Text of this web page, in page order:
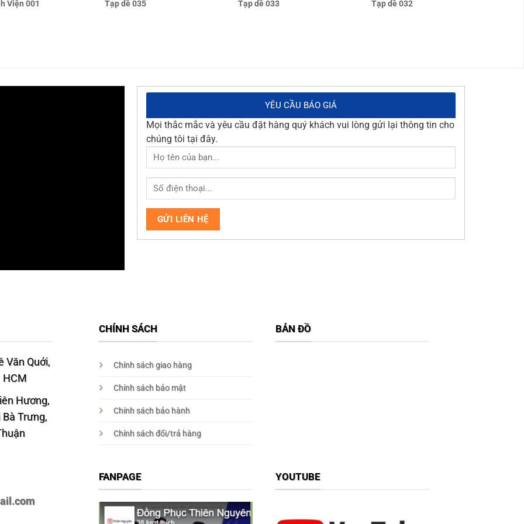
Viện 001 Tạp dề 035 Tạp dề 033 Tạp dề 032
YÊU CẦU BÁO GIÁ
Mọi thắc mắc và yêu cầu đặt hàng quý khách vui lòng gửi lại thông tin cho
chúng tôi tại đây.
Văn Quới,
HCM
Hương,
Trưng,
CHÍNH SÁCH
Chính sách giao hàng
Chính sách bảo mật
Chính sách bảo hành
Chính sách đổi/trả hàng
BẢN ĐỒ
FANPAGE YOUTUBE